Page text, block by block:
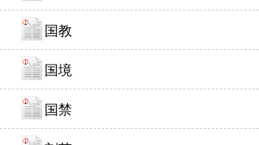
国教
国境
国禁